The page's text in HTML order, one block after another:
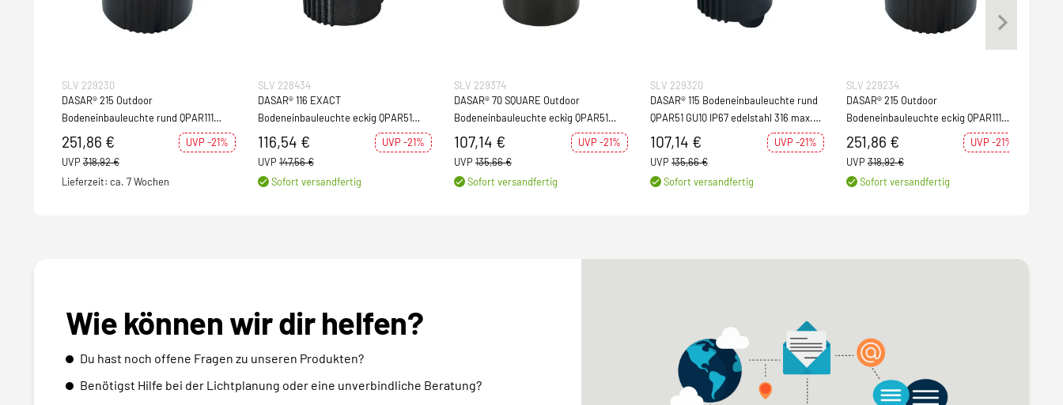
SLV 229230
DASAR® 215 Outdoor
Bodeneinbauleuchte rund QPAR111
GU10 IP67 edelstahl 316 max. 75W
251,86 €
UVP -21%
UVP 318,92 €
Lieferzeit: ca. 7 Wochen
SLV 228434
DASAR® 116 EXACT
Bodeneinbauleuchte eckig QPAR51
GU10 IP67 edelstahl 316 max. 35W
116,54 €
UVP -21%
UVP 147,56 €
Sofort versandfertig
SLV 229374
DASAR® 70 SQUARE Outdoor
Bodeneinbauleuchte eckig QPAR51
GU10 IP67 edelstahl 316 max. 35W
107,14 €
UVP -21%
UVP 135,66 €
Sofort versandfertig
SLV 229320
DASAR® 115 Bodeneinbauleuchte rund
QPAR51 GU10 IP67 edelstahl 316 max.
35W
107,14 €
UVP -21%
UVP 135,66 €
Sofort versandfertig
SLV 229234
DASAR® 215 Outdoor
Bodeneinbauleuchte eckig QPAR111
GU10 IP67 edelstahl 316 max. 75W
251,86 €
UVP -21%
UVP 318,92 €
Sofort versandfertig
Wie können wir dir helfen?
Du hast noch offene Fragen zu unseren Produkten?
Benötigst Hilfe bei der Lichtplanung oder eine unverbindliche Beratung?